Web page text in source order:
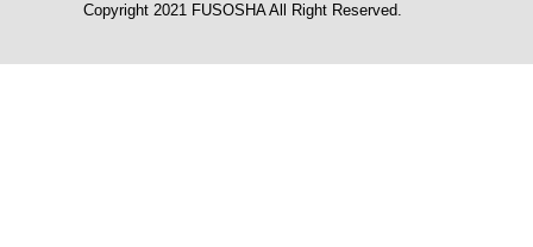
Copyright 2021 FUSOSHA All Right Reserved.